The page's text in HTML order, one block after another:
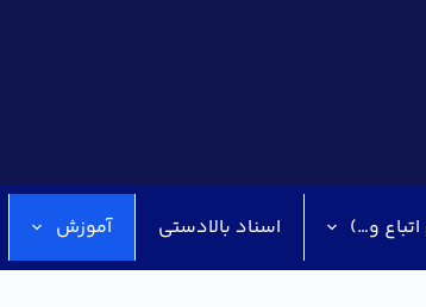
و…) اسناد بالادستی آموزش